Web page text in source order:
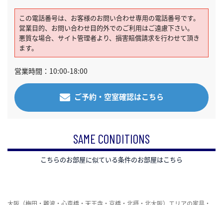
この電話番号は、お客様のお問い合わせ専用の電話番号です。
営業目的、お問い合わせ目的外でのご利用はご遠慮下さい。
悪質な場合、サイト管理者より、損害賠償請求を行わせて頂き
ます。
営業時間：10:00-18:00
ご予約・空室確認はこちら
SAME CONDITIONS
こちらのお部屋に似ている条件のお部屋はこちら
大阪（梅田・難波・心斎橋・天王寺・京橋・北摂・北大阪）エリアの家具・